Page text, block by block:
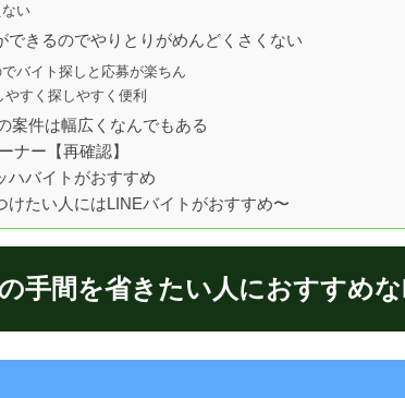
い
できるのでやりとりがめんどくさくない
バイト探しと応募が楽ちん
すく探しやすく便利
案件は幅広くなんでもある
ナー【再確認】
ハバイトがおすすめ
けたい人にはLINEバイトがおすすめ〜
手間を省きたい人におすすめ